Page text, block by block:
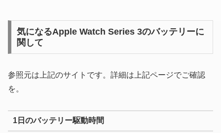
気になるApple Watch Series 3のバッテリーに
関して
参照元は上記のサイトです。詳細は上記ページでご確認
を。
1日のバッテリー駆動時間